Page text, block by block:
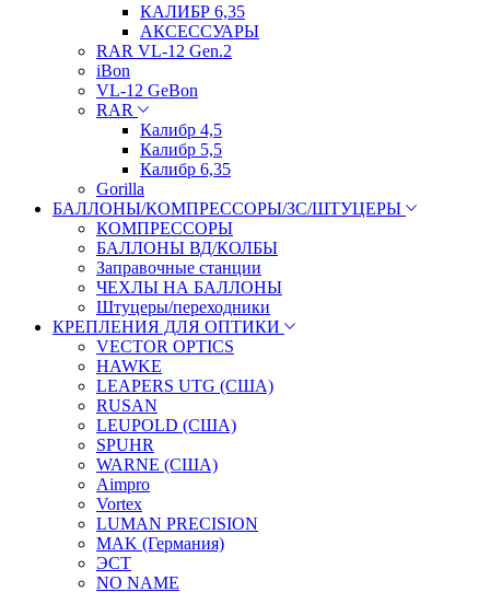
КАЛИБР 6,35
АКСЕССУАРЫ
RAR VL-12 Gen.2
iBon
VL-12 GeBon
RAR
Калибр 4,5
Калибр 5,5
Калибр 6,35
Gorilla
БАЛЛОНЫ/КОМПРЕССОРЫ/ЗС/ШТУЦЕРЫ
КОМПРЕССОРЫ
БАЛЛОНЫ ВД/КОЛБЫ
Заправочные станции
ЧЕХЛЫ НА БАЛЛОНЫ
Штуцеры/переходники
КРЕПЛЕНИЯ ДЛЯ ОПТИКИ
VECTOR OPTICS
HAWKE
LEAPERS UTG (США)
RUSAN
LEUPOLD (США)
SPUHR
WARNE (США)
Aimpro
Vortex
LUMAN PRECISION
MAK (Германия)
ЭСТ
NO NAME